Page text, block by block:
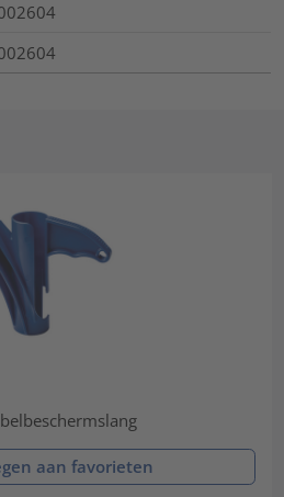
aan favorieten